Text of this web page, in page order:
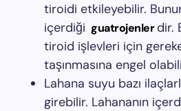
tiroidi etkileyebilir.
içerdiği guatrojenler dir.
tiroid işlevleri için
taşınmasına engel
Lahana suyu bazı
girebilir. Lahananın